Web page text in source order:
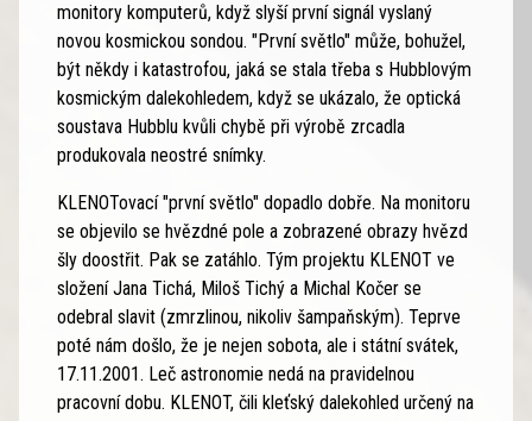
monitory komputerů, když slyší první signál vyslaný
novou kosmickou sondou. "První světlo" může, bohužel,
být někdy i katastrofou, jaká se stala třeba s Hubblovým
kosmickým dalekohledem, když se ukázalo, že optická
soustava Hubblu kvůli chybě při výrobě zrcadla
produkovala neostré snímky.
KLENOTovací "první světlo" dopadlo dobře. Na monitoru
se objevilo se hvězdné pole a zobrazené obrazy hvězd
šly doostřit. Pak se zatáhlo. Tým projektu KLENOT ve
složení Jana Tichá, Miloš Tichý a Michal Kočer se
odebral slavit (zmrzlinou, nikoliv šampaňským). Teprve
poté nám došlo, že je nejen sobota, ale i státní svátek,
17.11.2001. Leč astronomie nedá na pravidelnou
pracovní dobu. KLENOT, čili kleťský dalekohled určený na